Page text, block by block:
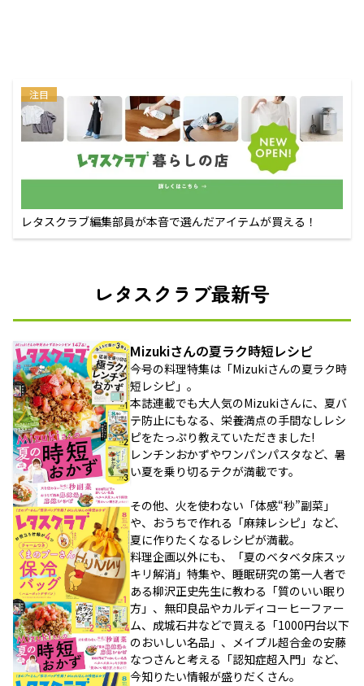
注目
レタスクラブ編集部員が本音で選んだアイテムが買える！
レタスクラブ最新号
Mizukiさんの夏ラク時短レシピ
今号の料理特集は「Mizukiさんの夏ラク時
短レシピ」。
本誌連載でも大人気のMizukiさんに、夏バ
テ防止にもなる、栄養満点の手間なしレシ
ピをたっぷり教えていただきました!
レンチンおかずやワンパンパスタなど、暑
い夏を乗り切るテクが満載です。
その他、火を使わない「体感“秒”副菜」
や、おうちで作れる「麻辣レシピ」など、
夏に作りたくなるレシピが満載。
料理企画以外にも、「夏のベタベタ床スッ
キリ解消」特集や、睡眠研究の第一人者で
ある柳沢正史先生に教わる「質のいい眠り
方」、無印良品やカルディコーヒーファー
ム、成城石井などで買える「1000円台以下
のおいしい名品」、メイプル超合金の安藤
なつさんと考える「認知症超入門」など、
今知りたい情報が盛りだくさん。